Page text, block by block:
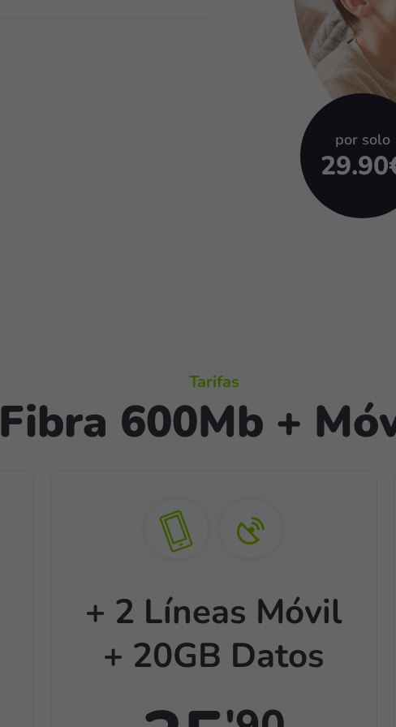
por solo
Tarifas
Fibra 600Mb +
+ 2 Líneas Móvil
+ 20GB Datos